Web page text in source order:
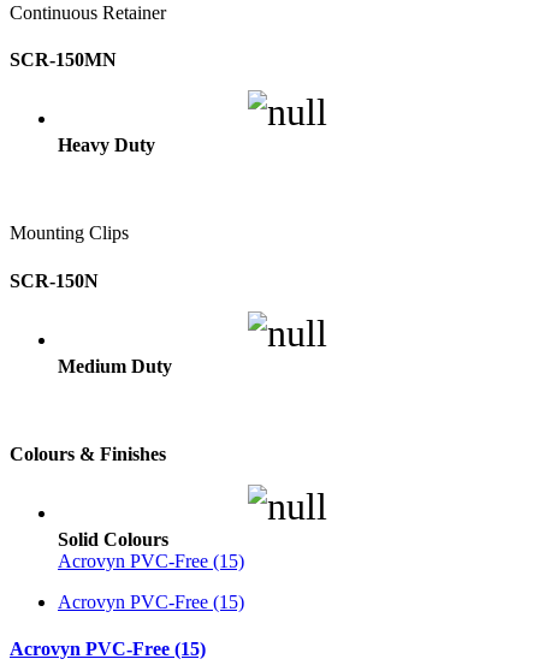
Continuous Retainer
SCR-150MN
Heavy Duty
Mounting Clips
SCR-150N
Medium Duty
Colours & Finishes
Solid Colours
Acrovyn PVC-Free (15)
Acrovyn PVC-Free (15)
Acrovyn PVC-Free (15)